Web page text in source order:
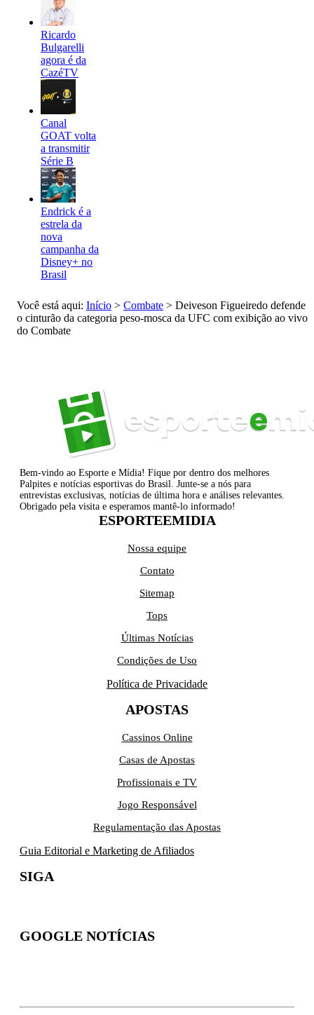
Ricardo
Bulgarelli
agora é da
CazéTV
Canal
GOAT volta
a transmitir
Série B
Endrick é a
estrela da
nova
campanha da
Disney+ no
Brasil
Você está aqui: Início > Combate > Deiveson Figueiredo defende
o cinturão da categoria peso-mosca da UFC com exibição ao vivo
do Combate
Bem-vindo ao Esporte e Mídia! Fique por dentro dos melhores
Palpites e notícias esportivas do Brasil. Junte-se a nós para
entrevistas exclusivas, notícias de última hora e análises relevantes.
Obrigado pela visita e esperamos mantê-lo informado!
ESPORTEEMIDIA
Nossa equipe
Contato
Sitemap
Tops
Últimas Notícias
Condições de Uso
Política de Privacidade
APOSTAS
Cassinos Online
Casas de Apostas
Profissionais e TV
Jogo Responsável
Regulamentação das Apostas
Guia Editorial e Marketing de Afiliados
SIGA
GOOGLE NOTÍCIAS